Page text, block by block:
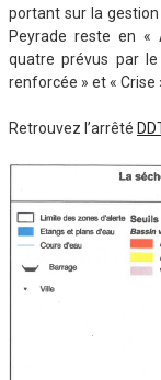
portant sur la
Peyrade reste en «
quatre prévus par
renforcée » et « Crise
Retrouvez l’arrêté